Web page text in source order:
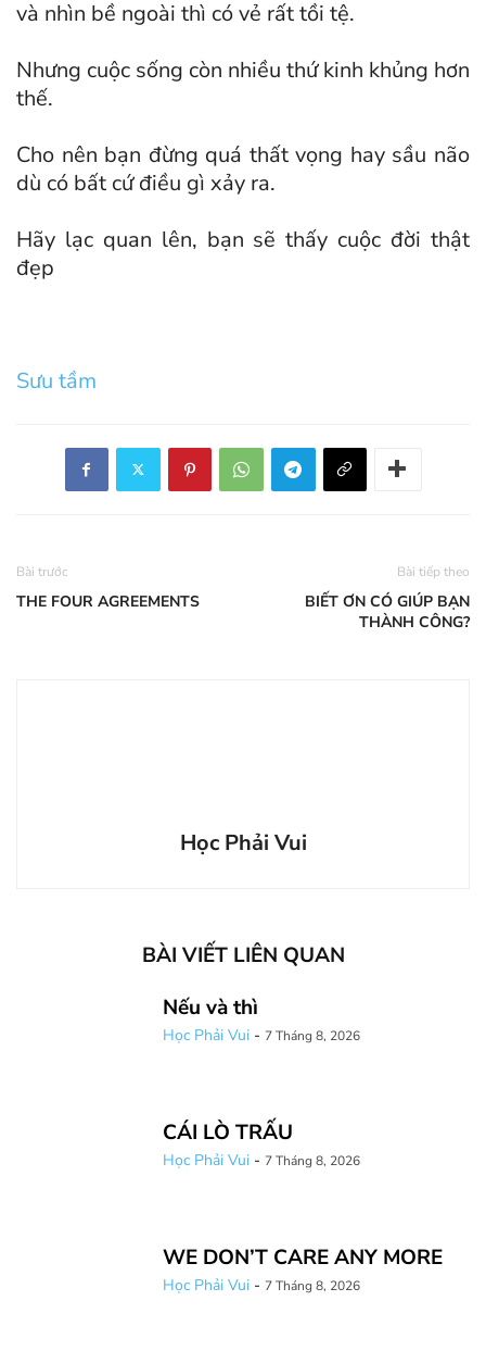
và nhìn bề ngoài thì có vẻ rất tồi tệ.
Nhưng cuộc sống còn nhiều thứ kinh khủng hơn
thế.
Cho nên bạn đừng quá thất vọng hay sầu não
dù có bất cứ điều gì xảy ra.
Hãy lạc quan lên, bạn sẽ thấy cuộc đời thật
đẹp
Sưu tầm
Bài trước
THE FOUR AGREEMENTS
Bài tiếp theo
BIẾT ƠN CÓ GIÚP BẠN
THÀNH CÔNG?
Học Phải Vui
BÀI VIẾT LIÊN QUAN
Nếu và thì
Học Phải Vui - 7 Tháng 8, 2026
CÁI LÒ TRẤU
Học Phải Vui - 7 Tháng 8, 2026
WE DON’T CARE ANY MORE
Học Phải Vui - 7 Tháng 8, 2026